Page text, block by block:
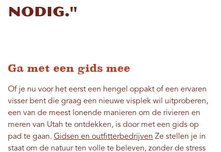
nodig."
Ga met een gids mee
Of je nu voor het eerst een hengel oppakt of een ervaren
visser bent die graag een nieuwe visplek wil uitproberen,
een van de meest lonende manieren om de rivieren en
meren van Utah te ontdekken, is door met een gids op
pad te gaan. Gidsen en outfitterbedrijven Ze stellen je in
staat om de natuur ten volle te beleven, zonder de stress